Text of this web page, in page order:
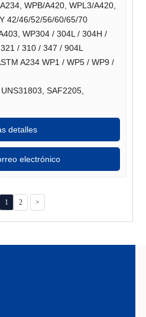
WPB/A420, WPL3/A420,
42/46/52/56/60/65/70
WP304 / 304L / 304H /
/ 310 / 347 / 904L
A234 WP1 / WP5 / WP9 /
SAF2205,
detalles
electrónico
1 2 >